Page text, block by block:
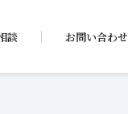
談 お問い合わせ